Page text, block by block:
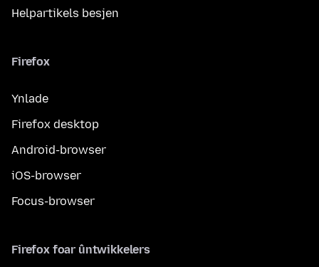
Helpartikels besjen
Firefox
Ynlade
Firefox desktop
Android-browser
iOS-browser
Focus-browser
Firefox foar ûntwikkelers